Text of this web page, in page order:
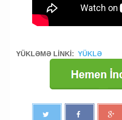
YÜKLƏMƏ LİNKİ: YÜKLƏ